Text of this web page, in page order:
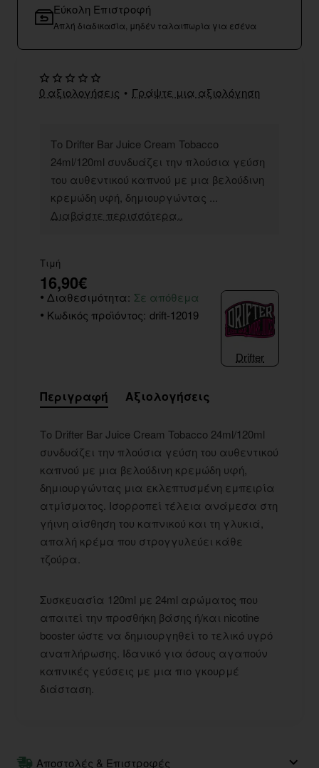
Εύκολη Επιστροφή
Απλή διαδικασία, μηδέν ταλαιπωρία για εσένα
Το Drifter Bar Juice Cream Tobacco
24ml/120ml συνδυάζει την πλούσια γεύση
του αυθεντικού καπνού με μια βελούδινη
κρεμώδη υφή, δημιουργώντας ...
Διαβάστε περισσότερα..
0 αξιολογήσεις • Γράψτε μια αξιολόγηση
Τιμή
16,90€
Διαθεσιμότητα: Σε απόθεμα
Κωδικός προϊόντος: drift-12019
Drifter
Περιγραφή Αξιολογήσεις
Το Drifter Bar Juice Cream Tobacco 24ml/120ml
συνδυάζει την πλούσια γεύση του αυθεντικού
καπνού με μια βελούδινη κρεμώδη υφή,
δημιουργώντας μια εκλεπτυσμένη εμπειρία
ατμίσματος. Ισορροπεί τέλεια ανάμεσα στη
γήινη αίσθηση του καπνικού και τη γλυκιά,
απαλή κρέμα που στρογγυλεύει κάθε
τζούρα.
Συσκευασία 120ml με 24ml αρώματος που
απαιτεί την προσθήκη βάσης ή/και nicotine
booster ώστε να δημιουργηθεί το τελικό υγρό
αναπλήρωσης. Ιδανικό για όσους αγαπούν
καπνικές γεύσεις με μια πιο γκουρμέ
διάσταση.
Αποστολές & Επιστροφές